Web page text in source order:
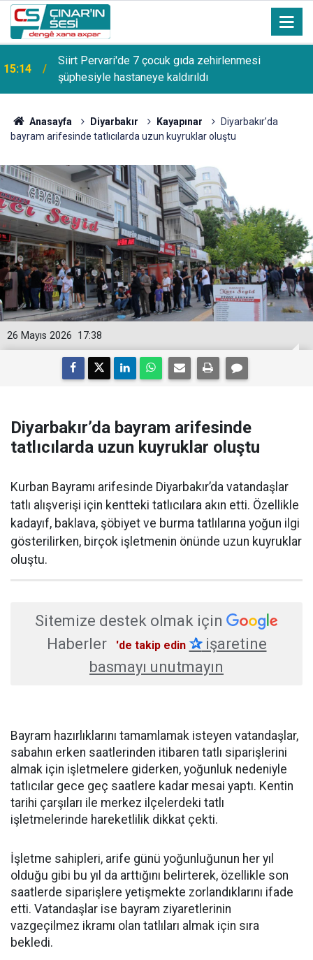
14:27
Diyarbakır'da canlı müzik yapan işletmelere izin
belgesi uyarısı
Anasayfa Diyarbakır Kayapınar
Diyarbakır’da
bayram arifesinde tatlıcılarda uzun kuyruklar oluştu
17:38
26 Mayıs 2026
Diyarbakır’da bayram arifesinde
tatlıcılarda uzun kuyruklar oluştu
Kurban Bayramı arifesinde Diyarbakır’da vatandaşlar
tatlı alışverişi için kentteki tatlıcılara akın etti. Özellikle
kadayıf, baklava, şöbiyet ve burma tatlılarına yoğun ilgi
gösterilirken, birçok işletmenin önünde uzun kuyruklar
oluştu.
Sitemize destek olmak için
Haberler
'de takip edin ✰işaretine
basmayı unutmayın
Bayram hazırlıklarını tamamlamak isteyen vatandaşlar,
sabahın erken saatlerinden itibaren tatlı siparişlerini
almak için işletmelere giderken, yoğunluk nedeniyle
tatlıcılar gece geç saatlere kadar mesai yaptı. Kentin
tarihi çarşıları ile merkez ilçelerdeki tatlı
işletmelerinde hareketlilik dikkat çekti.
İşletme sahipleri, arife günü yoğunluğunun her yıl
olduğu gibi bu yıl da arttığını belirterek, özellikle son
saatlerde siparişlere yetişmekte zorlandıklarını ifade
etti. Vatandaşlar ise bayram ziyaretlerinin
vazgeçilmez ikramı olan tatlıları almak için sıra
bekledi.